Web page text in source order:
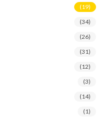
(19)
(34)
(26)
(31)
(12)
(3)
(14)
(1)